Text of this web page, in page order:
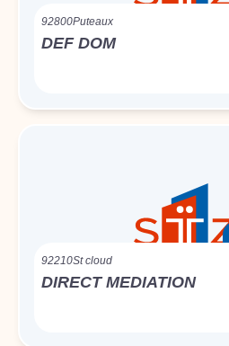
92800Puteaux
DEF DOM
92210St cloud
DIRECT MEDIATION